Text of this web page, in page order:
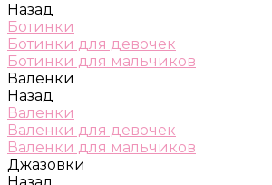
Назад
Ботинки
Ботинки для девочек
Ботинки для мальчиков
Валенки
Назад
Валенки
Валенки для девочек
Валенки для мальчиков
Джазовки